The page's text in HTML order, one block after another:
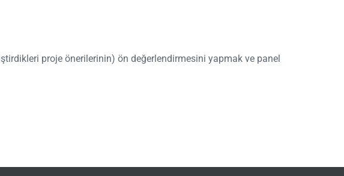
proje önerilerinin) ön değerlendirmesini yapmak ve panel